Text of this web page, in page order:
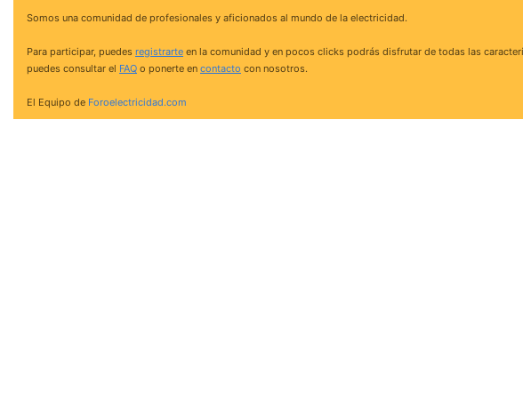
Somos una comunidad de profesionales y aficionados al mundo de la electricidad.
Para participar, puedes registrarte en la comunidad y en pocos clicks podrás disfrutar de todas las
puedes consultar el FAQ o ponerte en contacto con nosotros.
El Equipo de Foroelectricidad.com